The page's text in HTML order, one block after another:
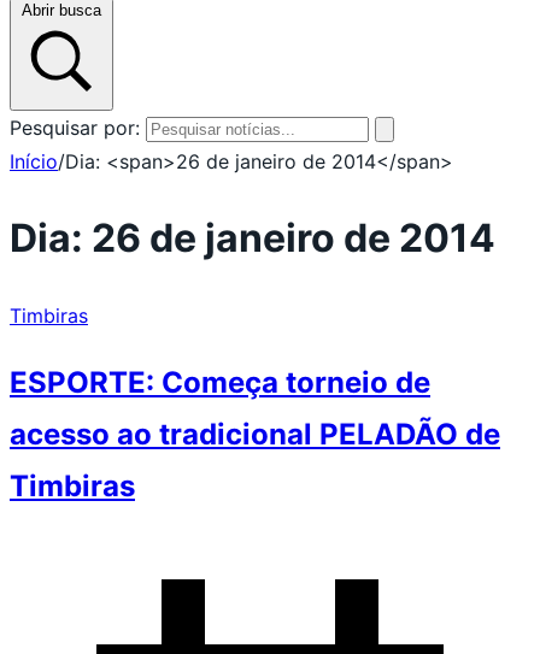
Abrir busca
Pesquisar por:
Início/Dia: <span>26 de janeiro de 2014</span>
Dia: 26 de janeiro de 2014
Timbiras
ESPORTE: Começa torneio de
acesso ao tradicional PELADÃO de
Timbiras